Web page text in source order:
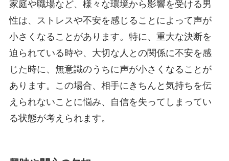
家庭や職場など、様々な環境から影響を受ける男
性は、ストレスや不安を感じることによって声が
小さくなることがあります。特に、重大な決断を
迫られている時や、大切な人との関係に不安を感
じた時に、無意識のうちに声が小さくなることが
あります。この場合、相手にきちんと気持ちを伝
えられないことに悩み、自信を失ってしまってい
る状態が考えられます。